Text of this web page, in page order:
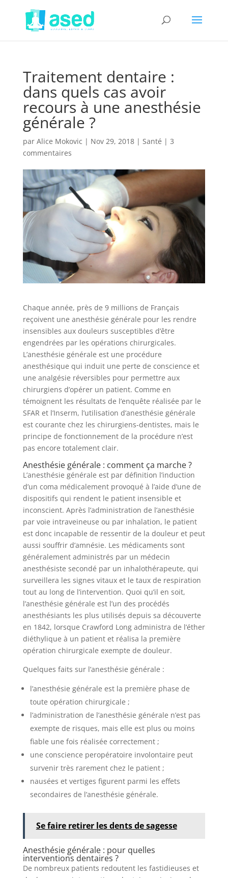
Traitement dentaire :
dans quels cas avoir
recours à une anesthésie
générale ?
par Alice Mokovic | Nov 29, 2018| Santé | 3
commentaires
Chaque année, près de 9 millions de Français
reçoivent une anesthésie générale pour les rendre
insensibles aux douleurs susceptibles d’être
engendrées par les opérations chirurgicales.
L’anesthésie générale est une procédure
anesthésique qui induit une perte de conscience et
une analgésie réversibles pour permettre aux
chirurgiens d’opérer un patient. Comme en
témoignent les résultats de l’enquête réalisée par le
SFAR et l’Inserm, l’utilisation d’anesthésie générale
est courante chez les chirurgiens-dentistes, mais le
principe de fonctionnement de la procédure n’est
pas encore totalement clair.
Anesthésie générale : comment ça marche ?
L’anesthésie générale est par définition l’induction
d’un coma médicalement provoqué à l’aide d’une de
dispositifs qui rendent le patient insensible et
inconscient. Après l’administration de l’anesthésie
par voie intraveineuse ou par inhalation, le patient
est donc incapable de ressentir de la douleur et peut
aussi souffrir d’amnésie. Les médicaments sont
généralement administrés par un médecin
anesthésiste secondé par un inhalothérapeute, qui
surveillera les signes vitaux et le taux de respiration
tout au long de l’intervention. Quoi qu’il en soit,
l’anesthésie générale est l’un des procédés
anesthésiants les plus utilisés depuis sa découverte
en 1842, lorsque Crawford Long administra de l’éther
diéthylique à un patient et réalisa la première
opération chirurgicale exempte de douleur.
Quelques faits sur l’anesthésie générale :
l’anesthésie générale est la première phase de
toute opération chirurgicale ;
l’administration de l’anesthésie générale n’est pas
exempte de risques, mais elle est plus ou moins
fiable une fois réalisée correctement ;
une conscience peropératoire involontaire peut
survenir très rarement chez le patient ;
nausées et vertiges figurent parmi les effets
secondaires de l’anesthésie générale.
Se faire retirer les dents de sagesse
Anesthésie générale : pour quelles
interventions dentaires ?
De nombreux patients redoutent les fastidieuses et